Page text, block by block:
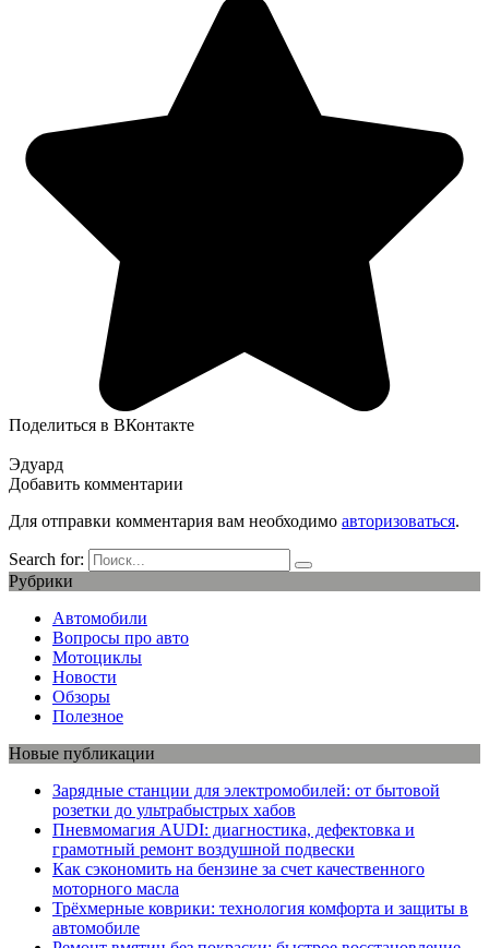
Поделиться в ВКонтакте
Эдуард
Добавить комментарии
Для отправки комментария вам необходимо авторизоваться.
Search for:
Рубрики
Автомобили
Вопросы про авто
Мотоциклы
Новости
Обзоры
Полезное
Новые публикации
Зарядные станции для электромобилей: от бытовой
розетки до ультрабыстрых хабов
Пневмомагия AUDI: диагностика, дефектовка и
грамотный ремонт воздушной подвески
Как сэкономить на бензине за счет качественного
моторного масла
Трёхмерные коврики: технология комфорта и защиты в
автомобиле